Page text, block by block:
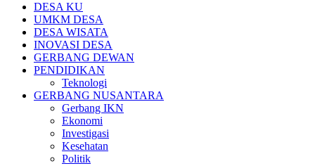
DESA KU
UMKM DESA
DESA WISATA
INOVASI DESA
GERBANG DEWAN
PENDIDIKAN
Teknologi
GERBANG NUSANTARA
Gerbang IKN
Ekonomi
Investigasi
Kesehatan
Politik